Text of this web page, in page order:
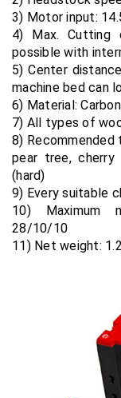
3) Motor input:
4) Max. Cutting
possible with
5) Center
machine bed can
6) Material:
7) All types of
8) Recommended
pear tree, cherry
(hard)
9) Every suitable
10) Maximum
28/10/10
11) Net weight: